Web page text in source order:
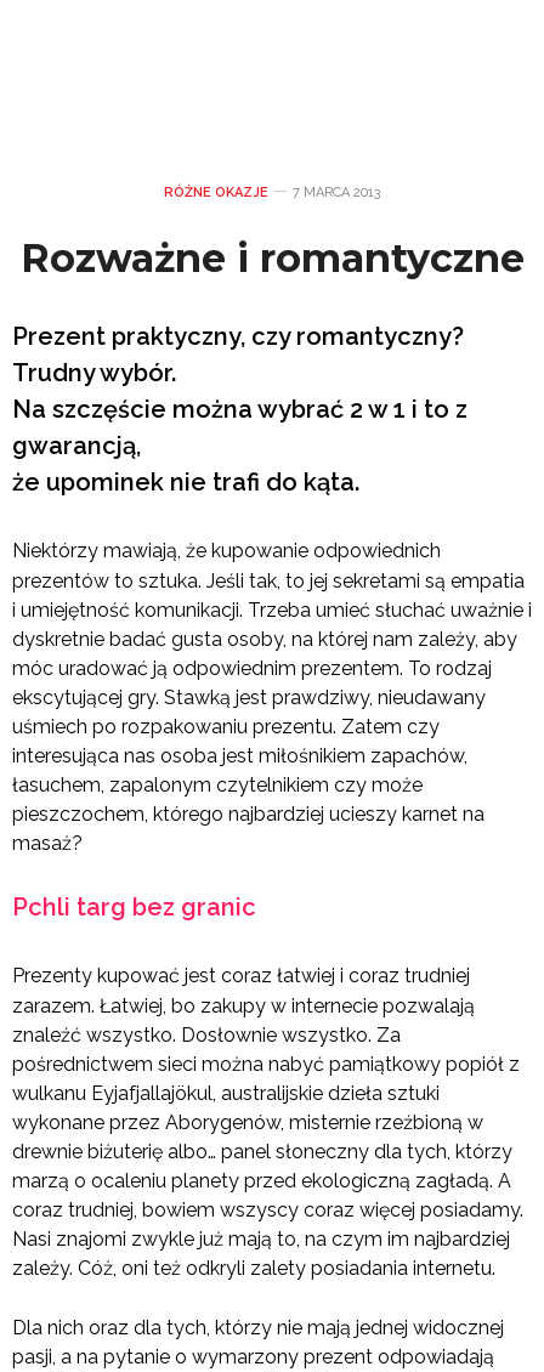
RÓŻNE OKAZJE 7 MARCA 2013
Rozważne i romantyczne
Prezent praktyczny, czy romantyczny?
Trudny wybór.
Na szczęście można wybrać 2 w 1 i to z
gwarancją,
że upominek nie trafi do kąta.
Niektórzy mawiają, że kupowanie odpowiednich
prezentów to sztuka. Jeśli tak, to jej sekretami są empatia
i umiejętność komunikacji. Trzeba umieć słuchać uważnie i
dyskretnie badać gusta osoby, na której nam zależy, aby
móc uradować ją odpowiednim prezentem. To rodzaj
ekscytującej gry. Stawką jest prawdziwy, nieudawany
uśmiech po rozpakowaniu prezentu. Zatem czy
interesująca nas osoba jest miłośnikiem zapachów,
łasuchem, zapalonym czytelnikiem czy może
pieszczochem, którego najbardziej ucieszy karnet na
masaż?
Pchli targ bez granic
Prezenty kupować jest coraz łatwiej i coraz trudniej
zarazem. Łatwiej, bo zakupy w internecie pozwalają
znaleźć wszystko. Dosłownie wszystko. Za
pośrednictwem sieci można nabyć pamiątkowy popiół z
wulkanu Eyjafjallajökul, australijskie dzieła sztuki
wykonane przez Aborygenów, misternie rzeźbioną w
drewnie biżuterię albo… panel słoneczny dla tych, którzy
marzą o ocaleniu planety przed ekologiczną zagładą. A
coraz trudniej, bowiem wszyscy coraz więcej posiadamy.
Nasi znajomi zwykle już mają to, na czym im najbardziej
zależy. Cóż, oni też odkryli zalety posiadania internetu.
Dla nich oraz dla tych, którzy nie mają jednej widocznej
pasji, a na pytanie o wymarzony prezent odpowiadają